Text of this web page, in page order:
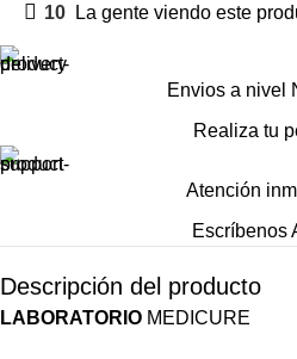
10 La gente viendo este
Envios a nivel
Realiza tu
Atención
Escríbenos
Descripción del producto
LABORATORIO MEDICURE